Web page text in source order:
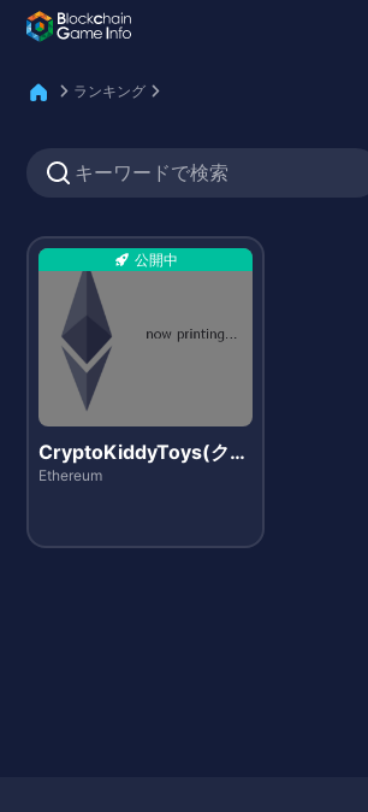
ランキング
公開中
CryptoKiddyToys(クリ
プトキディトイズ)
Ethereum